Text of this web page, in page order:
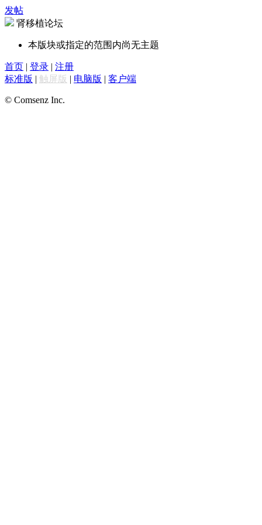
发帖
肾移植论坛
本版块或指定的范围内尚无主题
首页 | 登录 | 注册
标准版 | 触屏版 | 电脑版 | 客户端
© Comsenz Inc.